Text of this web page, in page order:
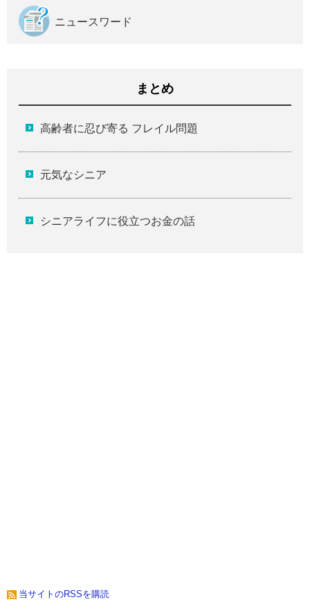
ニュースワード
まとめ
高齢者に忍び寄る フレイル問題
元気なシニア
シニアライフに役立つお金の話
当サイトのRSSを購読